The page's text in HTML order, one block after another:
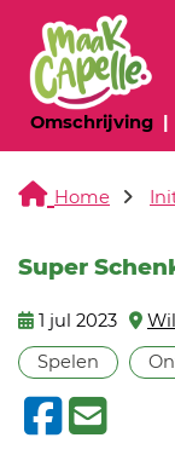
Omschrijving
Home
Super
1 jul 2023
Spelen